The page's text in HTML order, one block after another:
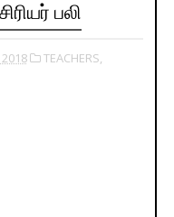
பலி
TEACHERS,